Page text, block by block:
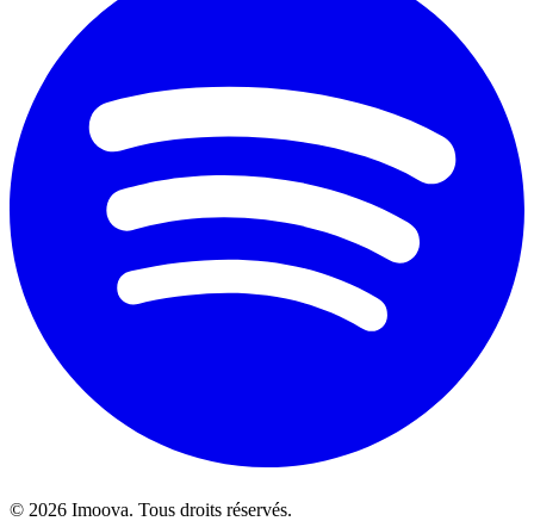
© 2026 Imoova. Tous droits réservés.